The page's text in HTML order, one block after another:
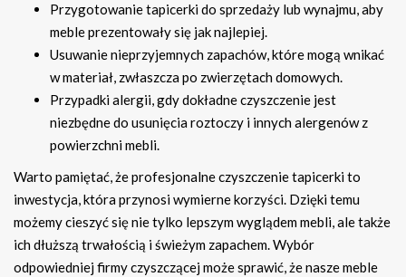
Przygotowanie tapicerki do sprzedaży lub wynajmu, aby
meble prezentowały się jak najlepiej.
Usuwanie nieprzyjemnych zapachów, które mogą wnikać
w materiał, zwłaszcza po zwierzętach domowych.
Przypadki alergii, gdy dokładne czyszczenie jest
niezbędne do usunięcia roztoczy i innych alergenów z
powierzchni mebli.
Warto pamiętać, że profesjonalne czyszczenie tapicerki to
inwestycja, która przynosi wymierne korzyści. Dzięki temu
możemy cieszyć się nie tylko lepszym wyglądem mebli, ale także
ich dłuższą trwałością i świeżym zapachem. Wybór
odpowiedniej firmy czyszczącej może sprawić, że nasze meble